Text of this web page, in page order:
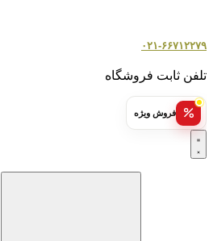
۰۲۱-۶۶۷۱۲۲۷۹
تلفن ثابت فروشگاه
فروش ویژه